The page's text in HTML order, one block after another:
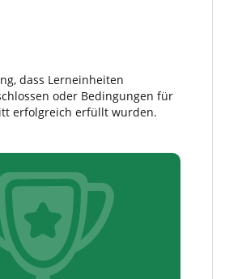
dass Lerneinheiten
oder Bedingungen für
erfolgreich erfüllt wurden.